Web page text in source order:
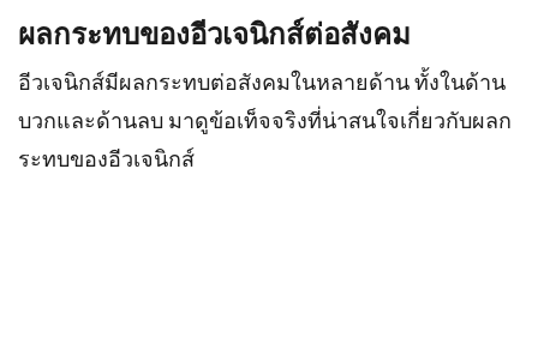
ผลกระทบของอีวเจนิกส์ต่อสังคม
อีวเจนิกส์มีผลกระทบต่อสังคมในหลายด้าน ทั้งในด้าน
บวกและด้านลบ มาดูข้อเท็จจริงที่น่าสนใจเกี่ยวกับผลก
ระทบของอีวเจนิกส์